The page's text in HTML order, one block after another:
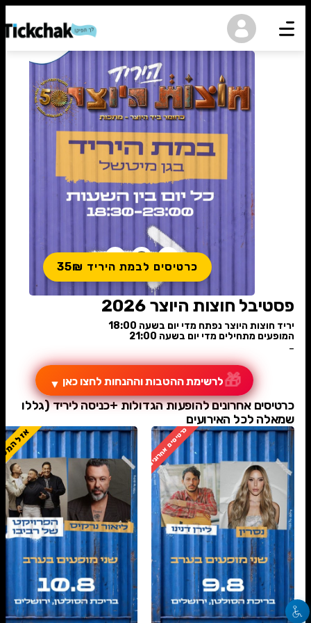
נגישות
כרטיסים לבמת היריד 35₪
פסטיבל חוצות היוצר 2026
יריד חוצות היוצר נפתח מדי יום בשעה 18:00
המופעים מתחילים מדי יום בשעה 21:00
-
🎁לרשימת ההטבות וההנחות לחצו כאן ▼
כרטיסים אחרונים להופעות הגדולות +כניסה ליריד (גללו
שמאלה לכל האירועים
כרטיסים אחרונים אזל